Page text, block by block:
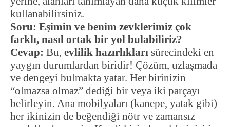
kullanabilirsiniz.
Soru: Eşimin ve benim zevklerimiz çok
farklı, nasıl ortak bir yol bulabiliriz?
Cevap: Bu, evlilik hazırlıkları sürecindeki en
yaygın durumlardan biridir! Çözüm, uzlaşmada
ve dengeyi bulmakta yatar. Her birinizin
“olmazsa olmaz” dediği bir veya iki parçayı
belirleyin. Ana mobilyaları (kanepe, yatak gibi)
her ikinizin de beğendiği nötr ve zamansız